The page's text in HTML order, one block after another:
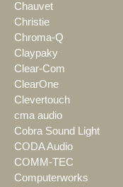
Chauvet
Christie
Chroma-Q
Claypaky
Clear-Com
ClearOne
Clevertouch
cma audio
Cobra Sound Light
CODA Audio
COMM-TEC
Computerworks